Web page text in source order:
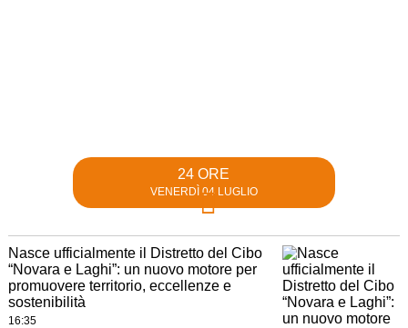
24 ORE
VENERDÌ 04 LUGLIO
Nasce ufficialmente il Distretto del Cibo
“Novara e Laghi”: un nuovo motore per
promuovere territorio, eccellenze e
sostenibilità
16:35